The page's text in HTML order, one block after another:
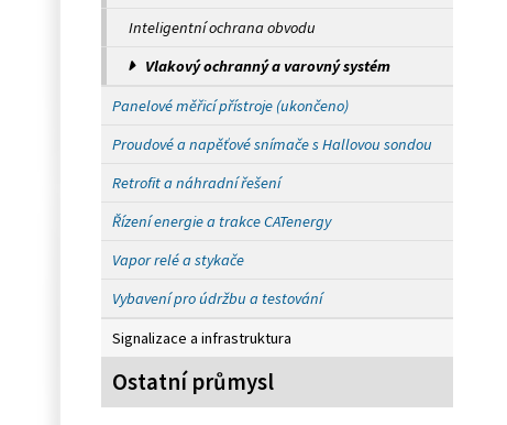
Inteligentní ochrana obvodu
Vlakový ochranný a varovný systém
Panelové měřicí přístroje (ukončeno)
Proudové a napěťové snímače s Hallovou sondou
Retrofit a náhradní řešení
Řízení energie a trakce CATenergy
Vapor relé a stykače
Vybavení pro údržbu a testování
Signalizace a infrastruktura
Ostatní průmysl